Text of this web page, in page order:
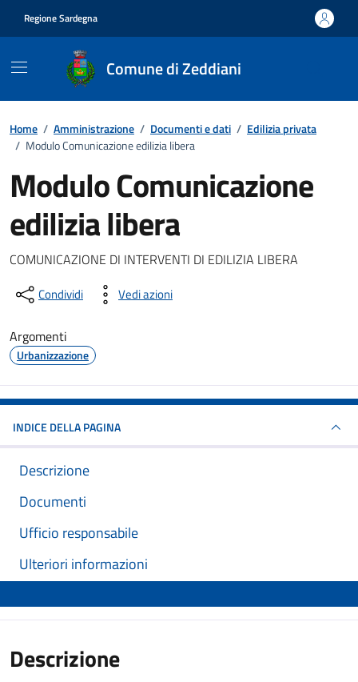
Regione Sardegna
Comune di Zeddiani
Home / Amministrazione / Documenti e dati / Edilizia privata
/ Modulo Comunicazione edilizia libera
Modulo Comunicazione
edilizia libera
Dettagli del documento
COMUNICAZIONE DI INTERVENTI DI EDILIZIA LIBERA
Condividi Vedi azioni
Argomenti
Urbanizzazione
INDICE DELLA PAGINA
Descrizione
Documenti
Ufficio responsabile
Ulteriori informazioni
Descrizione